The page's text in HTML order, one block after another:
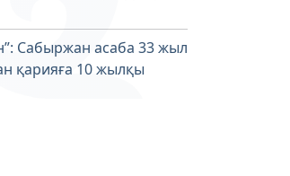
Сабыржан асаба 33 жыл
қарияға 10 жылқы